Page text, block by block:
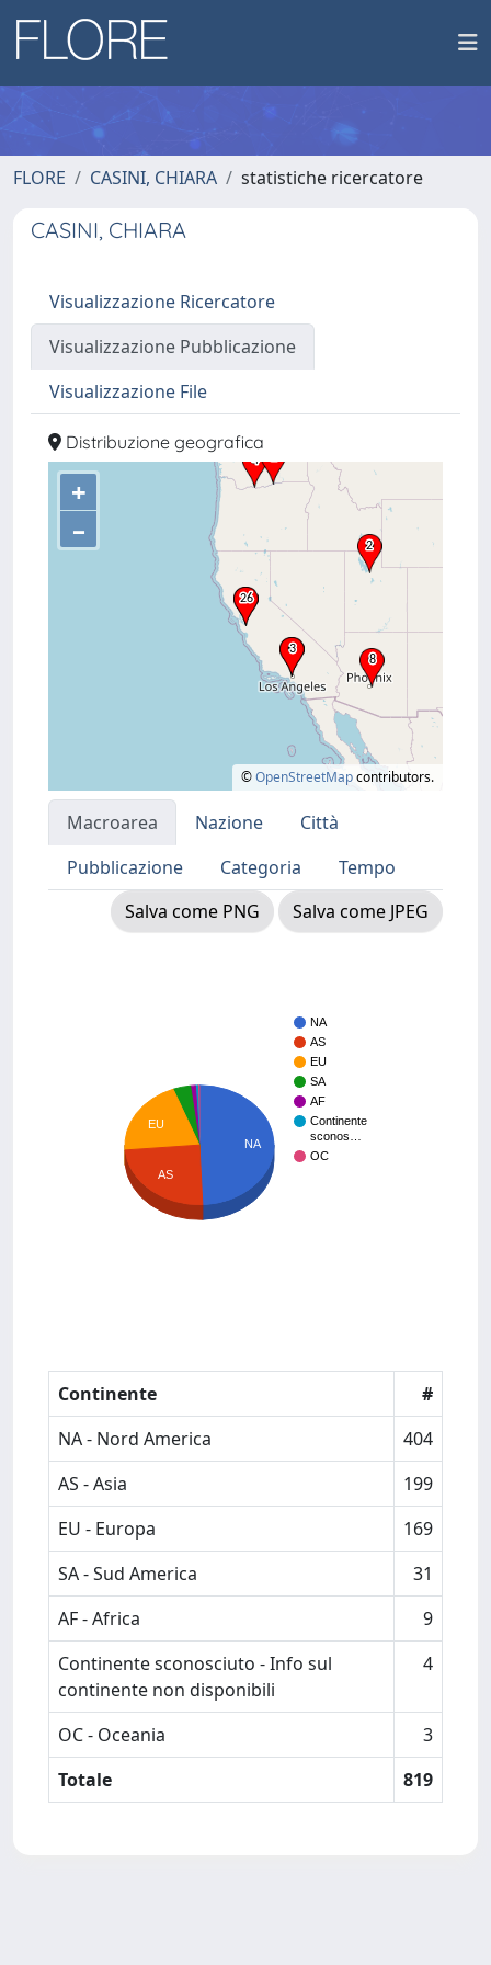
FLORE CASINI, CHIARA statistiche ricercatore
CASINI, CHIARA
Visualizzazione Ricercatore
Visualizzazione Pubblicazione
Visualizzazione File
Distribuzione geografica
+
–
©OpenStreetMapcontributors.
Macroarea Nazione
Città
Pubblicazione
Categoria
Tempo
Salva come PNG
Salva come JPEG
NA
AS
EU
SA
AF
Continente
sconos…
OC
NA
EU
AS
Continente
#
NA - Nord America
404
AS - Asia
199
EU - Europa
169
SA - Sud America
31
AF - Africa
9
Continente sconosciuto - Info sul
continente non disponibili
4
OC - Oceania
3
Totale
819